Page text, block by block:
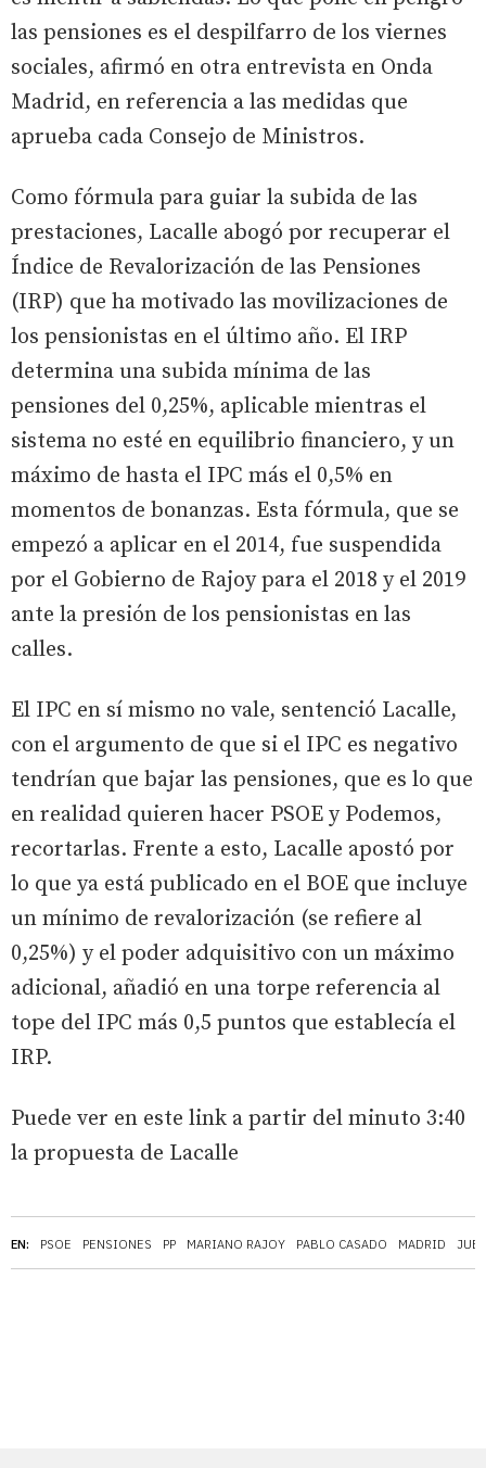
EN: PSOE PENSIONES PP MARIANO RAJOY PABLO CASADO MADRID
las pensiones es el despilfarro de los viernes
sociales, afirmó en otra entrevista en Onda
Madrid, en referencia a las medidas que
aprueba cada Consejo de Ministros.
Como fórmula para guiar la subida de las
prestaciones, Lacalle abogó por recuperar el
Índice de Revalorización de las Pensiones
(IRP) que ha motivado las movilizaciones de
los pensionistas en el último año. El IRP
determina una subida mínima de las
pensiones del 0,25%, aplicable mientras el
sistema no esté en equilibrio financiero, y un
máximo de hasta el IPC más el 0,5% en
momentos de bonanzas. Esta fórmula, que se
empezó a aplicar en el 2014, fue suspendida
por el Gobierno de Rajoy para el 2018 y el 2019
ante la presión de los pensionistas en las
calles.
El IPC en sí mismo no vale, sentenció Lacalle,
con el argumento de que si el IPC es negativo
tendrían que bajar las pensiones, que es lo que
en realidad quieren hacer PSOE y Podemos,
recortarlas. Frente a esto, Lacalle apostó por
lo que ya está publicado en el BOE que incluye
un mínimo de revalorización (se refiere al
0,25%) y el poder adquisitivo con un máximo
adicional, añadió en una torpe referencia al
tope del IPC más 0,5 puntos que establecía el
IRP.
Puede ver en este link a partir del minuto 3:40
la propuesta de Lacalle